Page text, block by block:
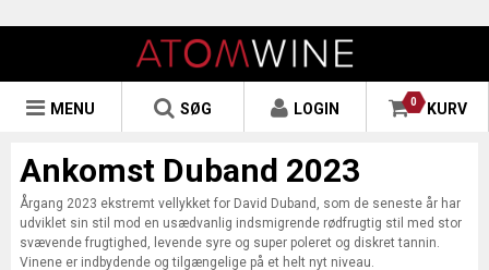
0 KURV
LOGIN
SØG
MENU
Ankomst Duband 2023
Årgang 2023 ekstremt vellykket for David Duband, som de seneste år har
udviklet sin stil mod en usædvanlig indsmigrende rødfrugtig stil med stor
svævende frugtighed, levende syre og super poleret og diskret tannin.
Vinene er indbydende og tilgængelige på et helt nyt niveau.